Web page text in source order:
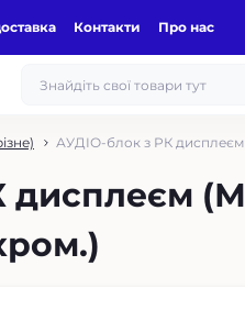
Контакти Про нас
АУДІО-блок з РК дисплеєм